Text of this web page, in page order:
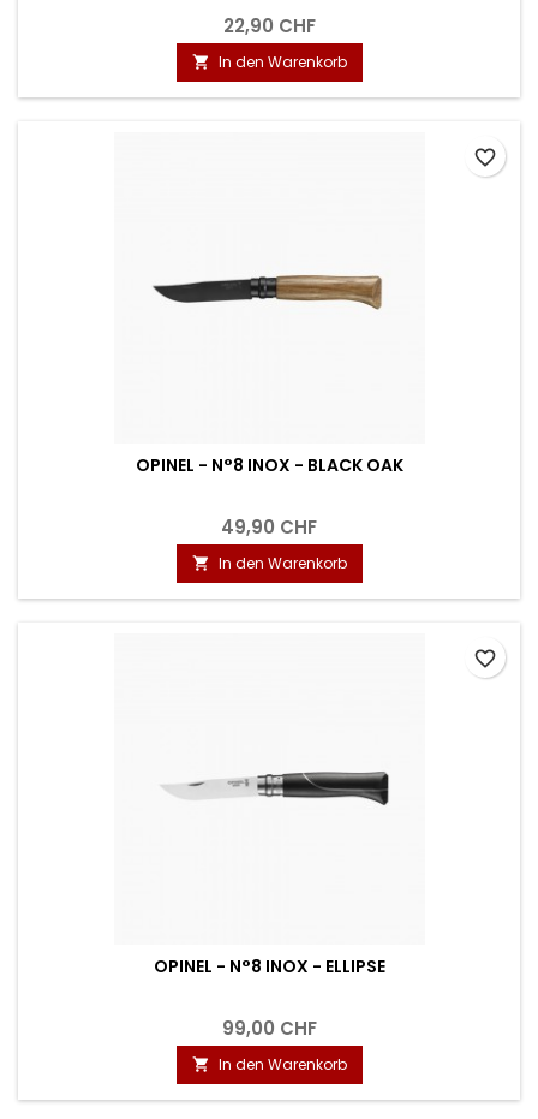
22,90 CHF
 In den Warenkorb
OPINEL - N°8 INOX - BLACK OAK
49,90 CHF
 In den Warenkorb
favorite_border
OPINEL - N°8 INOX - ELLIPSE
99,00 CHF
 In den Warenkorb
favorite_border